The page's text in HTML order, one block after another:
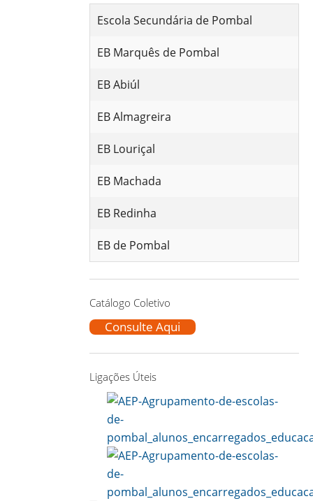
Escola Secundária de Pombal
EB Marquês de Pombal
EB Abiúl
EB Almagreira
EB Louriçal
EB Machada
EB Redinha
EB de Pombal
Catálogo Coletivo
Consulte Aqui
Ligações Úteis